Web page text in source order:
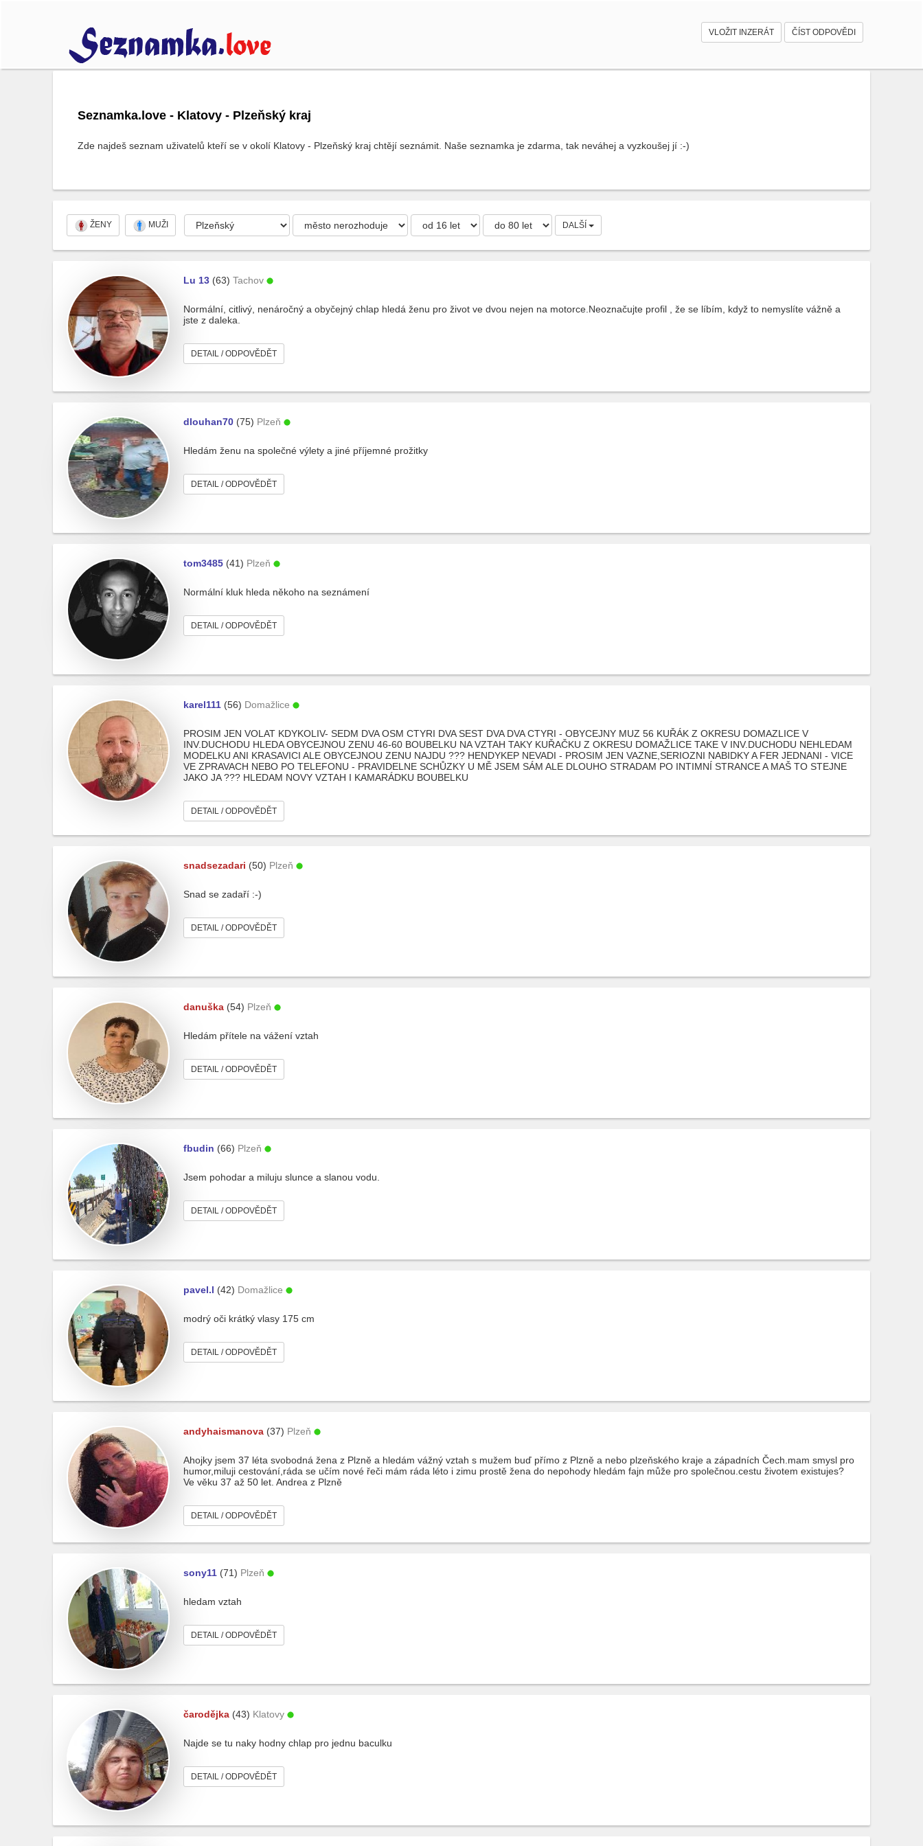
VLOŽIT INZERÁT ČÍST ODPOVĚDI
Seznamka.love - Klatovy - Plzeňský kraj
Zde najdeš seznam uživatelů kteří se v okolí Klatovy - Plzeňský kraj chtějí seznámit. Naše seznamka je zdarma, tak neváhej a vyzkoušej jí :-)
ŽENY MUŽI DALŠÍ
Lu 13 (63) Tachov
Normální, citlivý, nenáročný a obyčejný chlap hledá ženu pro život ve dvou nejen na motorce.Neoznačujte profil , že se líbím, když to nemyslíte vážně a
jste z daleka.
DETAIL / ODPOVĚDĚT
dlouhan70 (75) Plzeň
Hledám ženu na společné výlety a jiné příjemné prožitky
DETAIL / ODPOVĚDĚT
tom3485 (41) Plzeň
Normální kluk hleda někoho na seznámení
DETAIL / ODPOVĚDĚT
karel111 (56) Domažlice
PROSIM JEN VOLAT KDYKOLIV- SEDM DVA OSM CTYRI DVA SEST DVA DVA CTYRI - OBYCEJNY MUZ 56 KUŘÁK Z OKRESU DOMAZLICE V
INV.DUCHODU HLEDA OBYCEJNOU ZENU 46-60 BOUBELKU NA VZTAH TAKY KUŘAČKU Z OKRESU DOMAŽLICE TAKE V INV.DUCHODU NEHLEDAM
MODELKU ANI KRASAVICI ALE OBYCEJNOU ZENU NAJDU ??? HENDYKEP NEVADI - PROSIM JEN VAZNE,SERIOZNI NABIDKY A FER JEDNANI - VICE
VE ZPRAVACH NEBO PO TELEFONU - PRAVIDELNE SCHŮZKY U MĚ JSEM SÁM ALE DLOUHO STRADAM PO INTIMNÍ STRANCE A MAŠ TO STEJNE
JAKO JA ??? HLEDAM NOVY VZTAH I KAMARÁDKU BOUBELKU
DETAIL / ODPOVĚDĚT
snadsezadari (50) Plzeň
Snad se zadaří :-)
DETAIL / ODPOVĚDĚT
danuška (54) Plzeň
Hledám přítele na vážení vztah
DETAIL / ODPOVĚDĚT
fbudin (66) Plzeň
Jsem pohodar a miluju slunce a slanou vodu.
DETAIL / ODPOVĚDĚT
pavel.l (42) Domažlice
modrý oči krátký vlasy 175 cm
DETAIL / ODPOVĚDĚT
andyhaismanova (37) Plzeň
Ahojky jsem 37 léta svobodná žena z Plzně a hledám vážný vztah s mužem buď přímo z Plzně a nebo plzeňského kraje a západních Čech.mam smysl pro
humor,miluji cestování,ráda se učím nové řeči mám ráda léto i zimu prostě žena do nepohody hledám fajn může pro společnou.cestu životem existujes?
Ve věku 37 až 50 let. Andrea z Plzně
DETAIL / ODPOVĚDĚT
sony11 (71) Plzeň
hledam vztah
DETAIL / ODPOVĚDĚT
čarodějka (43) Klatovy
Najde se tu naky hodny chlap pro jednu baculku
DETAIL / ODPOVĚDĚT